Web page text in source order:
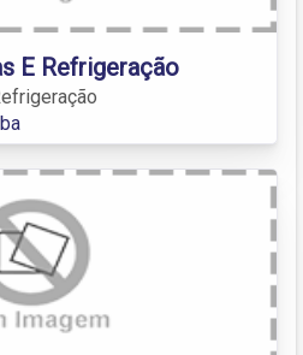
E Refrigeração